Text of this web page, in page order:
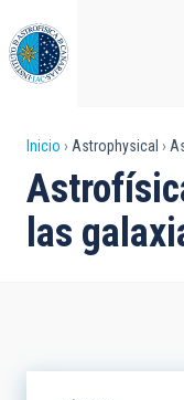
al
contenido
principal
Sobrescribir
enlaces
de
Inicio Astrophysical
las